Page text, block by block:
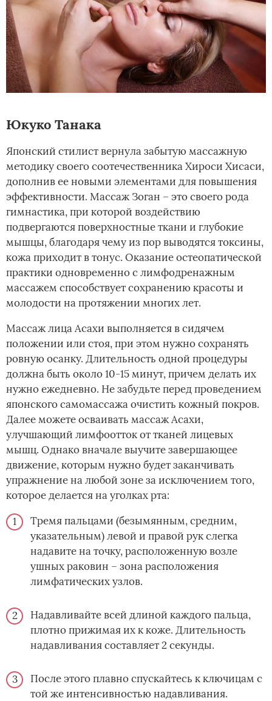
Юкуко Танака
Японский стилист вернула забытую массажную
методику своего соотечественника Хироси Хисаси,
дополнив ее новыми элементами для повышения
эффективности. Массаж Зоган – это своего рода
гимнастика, при которой воздействию
подвергаются поверхностные ткани и глубокие
мышцы, благодаря чему из пор выводятся токсины,
кожа приходит в тонус. Оказание остеопатической
практики одновременно с лимфодренажным
массажем способствует сохранению красоты и
молодости на протяжении многих лет.
Массаж лица Асахи выполняется в сидячем
положении или стоя, при этом нужно сохранять
ровную осанку. Длительность одной процедуры
должна быть около 10-15 минут, причем делать их
нужно ежедневно. Не забудьте перед проведением
японского самомассажа очистить кожный покров.
Далее можете осваивать массаж Асахи,
улучшающий лимфоотток от тканей лицевых
мышц. Однако вначале выучите завершающее
движение, которым нужно будет заканчивать
упражнение на любой зоне за исключением того,
которое делается на уголках рта:
Тремя пальцами (безымянным, средним,
указательным) левой и правой рук слегка
надавите на точку, расположенную возле
ушных раковин – зона расположения
лимфатических узлов.
Надавливайте всей длиной каждого пальца,
плотно прижимая их к коже. Длительность
надавливания составляет 2 секунды.
После этого плавно спускайтесь к ключицам с
той же интенсивностью надавливания.